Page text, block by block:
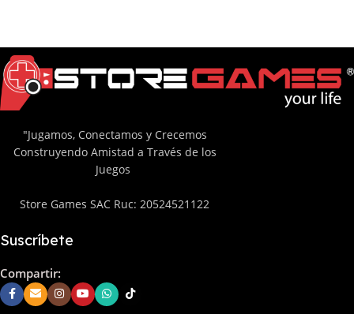
"Jugamos, Conectamos y Crecemos
Construyendo Amistad a Través de los
Juegos
Store Games SAC Ruc: 20524521122
Suscríbete
Compartir: